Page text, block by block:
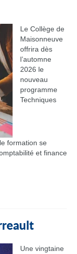
Le Collège de
Maisonneuve
offrira dès
l’automne
2026 le
nouveau
programme
Techniques
formation se
et finance
Une vingtaine